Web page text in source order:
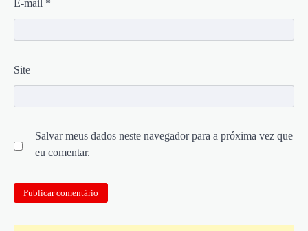
E-mail *
Site
Salvar meus dados neste navegador para a próxima vez que
eu comentar.